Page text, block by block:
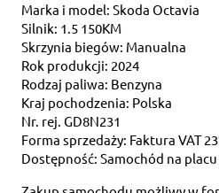
Marka i model: Skoda Octavia
Silnik: 1.5 150KM
Skrzynia biegów: Manualna
Rok produkcji: 2024
Rodzaj paliwa: Benzyna
Kraj pochodzenia: Polska
Nr. rej. GD8N231
Forma sprzedaży: Faktura VAT
Dostępność: Samochód na placu